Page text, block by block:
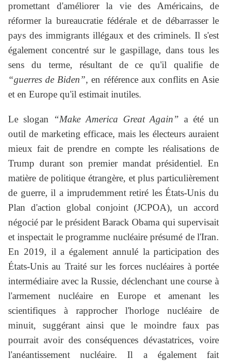
promettant d'améliorer la vie des Américains, de
réformer la bureaucratie fédérale et de débarrasser le
pays des immigrants illégaux et des criminels. Il s'est
également concentré sur le gaspillage, dans tous les
sens du terme, résultant de ce qu'il qualifie de
“guerres de Biden”, en référence aux conflits en Asie
et en Europe qu'il estimait inutiles.
Le slogan “Make America Great Again” a été un
outil de marketing efficace, mais les électeurs auraient
mieux fait de prendre en compte les réalisations de
Trump durant son premier mandat présidentiel. En
matière de politique étrangère, et plus particulièrement
de guerre, il a imprudemment retiré les États-Unis du
Plan d'action global conjoint (JCPOA), un accord
négocié par le président Barack Obama qui supervisait
et inspectait le programme nucléaire présumé de l'Iran.
En 2019, il a également annulé la participation des
États-Unis au Traité sur les forces nucléaires à portée
intermédiaire avec la Russie, déclenchant une course à
l'armement nucléaire en Europe et amenant les
scientifiques à rapprocher l'horloge nucléaire de
minuit, suggérant ainsi que le moindre faux pas
pourrait avoir des conséquences dévastatrices, voire
l'anéantissement nucléaire. Il a également fait